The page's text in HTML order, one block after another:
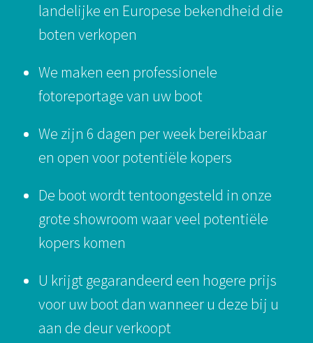
landelijke en Europese bekendheid die
boten verkopen
We maken een professionele
fotoreportage van uw boot
We zijn 6 dagen per week bereikbaar
en open voor potentiële kopers
De boot wordt tentoongesteld in onze
grote showroom waar veel potentiële
kopers komen
U krijgt gegarandeerd een hogere prijs
voor uw boot dan wanneer u deze bij u
aan de deur verkoopt